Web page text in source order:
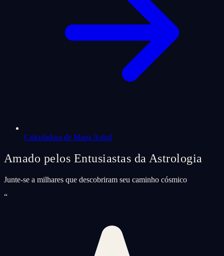
Calculadora de Mapa Astral
Amado pelos Entusiastas da Astrologia
Junte-se a milhares que descobriram seu caminho cósmico
“